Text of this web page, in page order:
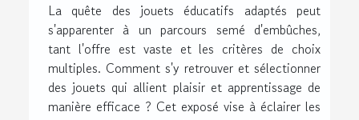
La quête des jouets éducatifs adaptés peut
s'apparenter à un parcours semé d'embûches,
tant l'offre est vaste et les critères de choix
multiples. Comment s'y retrouver et sélectionner
des jouets qui allient plaisir et apprentissage de
manière efficace ? Cet exposé vise à éclairer les